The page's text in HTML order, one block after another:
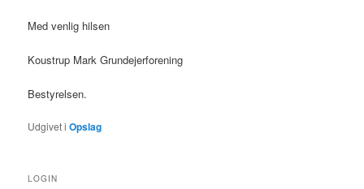
Med venlig hilsen
Koustrup Mark Grundejerforening
Bestyrelsen.
Udgivet i Opslag
LOGIN